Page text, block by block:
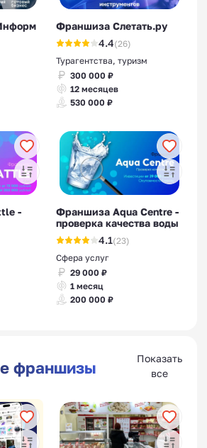
Франшиза Слетать.ру
4.4(26)
Турагентства, туризм
300 000 ₽
12 месяцев
530 000 ₽
-
Франшиза Aqua Centre -
проверка качества воды
4.1(23)
Сфера услуг
29 000 ₽
1 месяц
200 000 ₽
франшизы
Показать
все